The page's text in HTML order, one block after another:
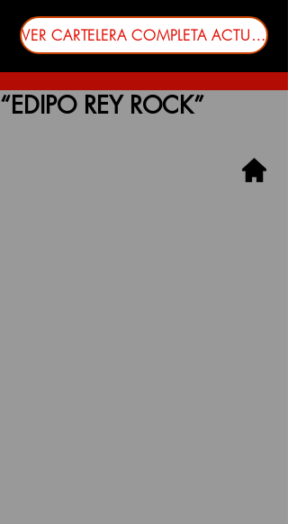
VER CARTELERA COMPLETA ACTUALIZADA
“EDIPO REY ROCK”